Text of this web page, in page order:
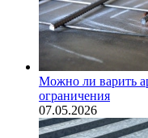
Можно ли варить
ограничения
07.05.2026